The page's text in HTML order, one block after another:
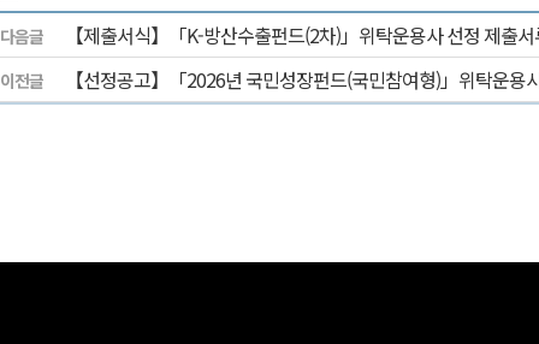
다음글 【제출서식】「K-방산수출펀드(2차)」위탁운용사 선정 제출
이전글 【선정공고】「2026년 국민성장펀드(국민참여형)」위탁운용